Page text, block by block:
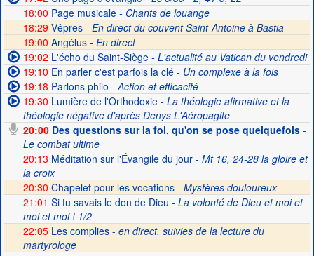
18:00 Page musicale- Chants de louange
18:29 Vêpres - En direct du couvent Saint-Antoine à Bastia
19:00 Angélus - En direct
19:02 L'écho du Saint-Siège- L'actualité au Vatican du vendredi
19:10 En parler c'est parfois la clé- Un complexe à la fois
19:18 Parlons philo - Action et efficacité
19:30 Lumière de l'Orthodoxie- La théologie afirmative et la
théologie négative d'après Denys L'Aéropagite
20:00Des questions sur la foi, qu'on se pose quelquefois-
Le combat ultime
20:13 Méditation sur l'Évangile du jour- Mt 16, 24-28 la gloire et
la croix
20:30 Chapelet pour les vocations - Mystères douloureux
21:01 Si tu savais le don de Dieu - La volonté de Dieu et moi et
moi et moi ! 1/2
22:05Les complies - en direct, suivies de la lecture du
martyrologe